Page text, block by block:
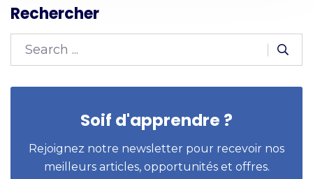
Rechercher
Soif d'apprendre ?
Rejoignez notre newsletter pour recevoir nos
meilleurs articles, opportunités et offres.